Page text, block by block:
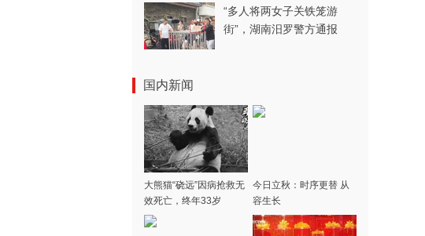
“多人将两女子关铁笼游
街”，湖南汨罗警方通报
国内新闻
大熊猫“硗远”因病抢救无
效死亡，终年33岁
今日立秋：时序更替 从
容生长